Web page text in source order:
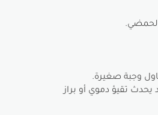
الحمضي.
وجبة صغيرة.
يحدث تقيؤ دموي أو براز